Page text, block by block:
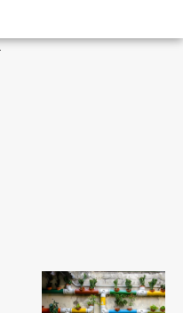
>Immobilier>Baux d'habitation>